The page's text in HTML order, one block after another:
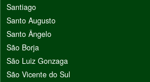
Santiago
Santo Augusto
Santo Ângelo
São Borja
São Luiz Gonzaga
São Vicente do Sul